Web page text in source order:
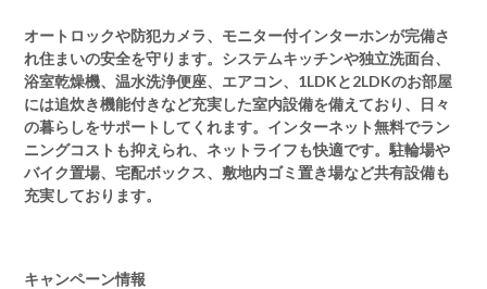
オートロックや防犯カメラ、モニター付インターホンが完備さ
れ住まいの安全を守ります。システムキッチンや独立洗面台、
浴室乾燥機、温水洗浄便座、エアコン、1LDKと2LDKのお部屋
には追炊き機能付きなど充実した室内設備を備えており、日々
の暮らしをサポートしてくれます。インターネット無料でラン
ニングコストも抑えられ、ネットライフも快適です。駐輪場や
バイク置場、宅配ボックス、敷地内ゴミ置き場など共有設備も
充実しております。
キャンペーン情報